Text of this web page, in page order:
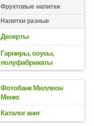
Фруктовые напитки
Напитки разные
Десерты
Гарниры, соусы,
полуфабрикаты
Фотобанк Миллион
Меню
Каталог книг